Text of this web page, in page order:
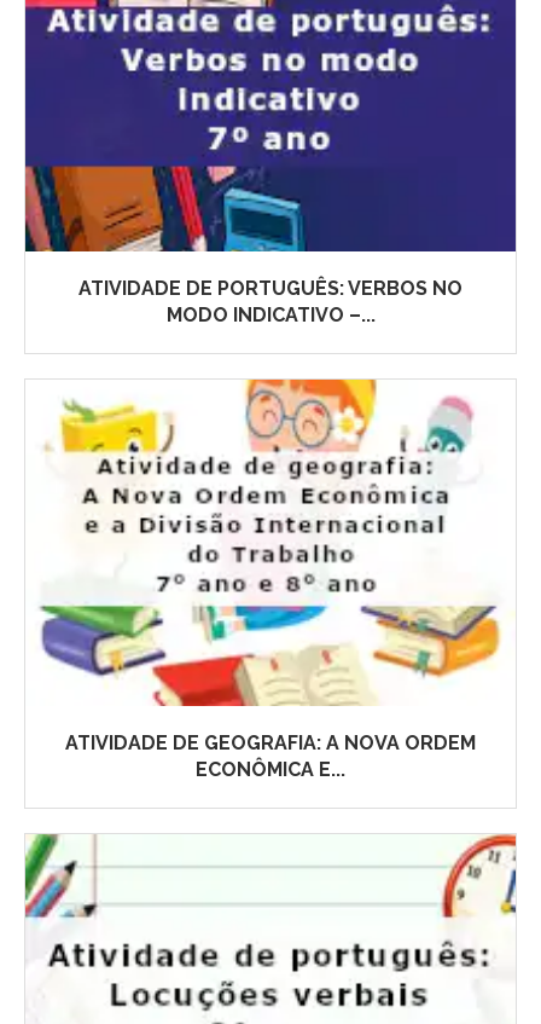
ATIVIDADE DE PORTUGUÊS: VERBOS NO
MODO INDICATIVO –...
ATIVIDADE DE GEOGRAFIA: A NOVA ORDEM
ECONÔMICA E...